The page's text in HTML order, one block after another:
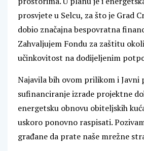
prosvjete u Selcu, za što je Grad
dobio značajna bespovratna
Zahvaljujem Fondu za zaštitu
učinkovitost na dodijeljenim
Najavila bih ovom prilikom i Javni
sufinanciranje izrade projektne
energetsku obnovu obiteljskih
uskoro ponovno raspisati.
građane da prate naše mrežne